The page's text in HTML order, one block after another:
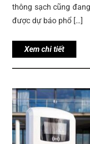
thông sạch cũng
được dự báo phổ […]
Xem chi tiết